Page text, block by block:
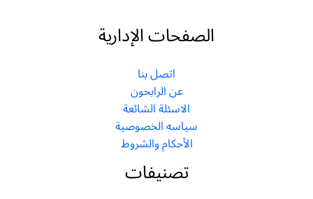
الصفحات الإدارية
اتصل بنا
عن الرابحون
الاسئلة الشائعة
سياسه الخصوصية
الأحكام والشروط
تصنيفات